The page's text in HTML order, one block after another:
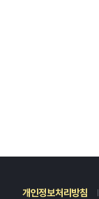
개인정보처리방침